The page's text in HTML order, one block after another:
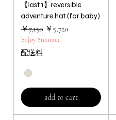
【last 1】reversible
adventure hat (for baby)
通常価格
￥7,150 セール価格
￥5,720
Enjoy Summer!
配送料
add to cart